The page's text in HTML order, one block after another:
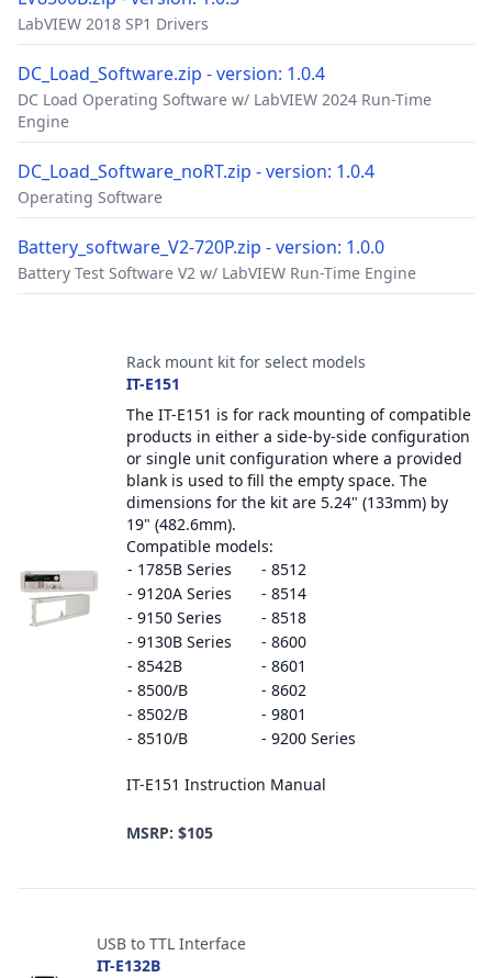
LabVIEW 2018 SP1 Drivers
DC_Load_Software.zip - version: 1.0.4
DC Load Operating Software w/ LabVIEW 2024 Run-Time
Engine
DC_Load_Software_noRT.zip - version: 1.0.4
Operating Software
Battery_software_V2-720P.zip - version: 1.0.0
Battery Test Software V2 w/ LabVIEW Run-Time Engine
Rack mount kit for select models
IT-E151
The IT-E151 is for rack mounting of compatible
products in either a side-by-side configuration
or single unit configuration where a provided
blank is used to fill the empty space. The
dimensions for the kit are 5.24" (133mm) by
19" (482.6mm).
Compatible models:
- 1785B Series
- 8512
- 9120A Series
- 8514
- 9150 Series
- 8518
- 9130B Series
- 8600
- 8542B
- 8601
- 8500/B
- 8602
- 8502/B
- 9801
- 8510/B
- 9200 Series
IT-E151 Instruction Manual
MSRP: $105
USB to TTL Interface
IT-E132B